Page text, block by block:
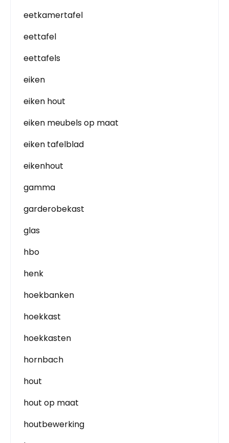
eetkamertafel
eettafel
eettafels
eiken
eiken hout
eiken meubels op maat
eiken tafelblad
eikenhout
gamma
garderobekast
glas
hbo
henk
hoekbanken
hoekkast
hoekkasten
hornbach
hout
hout op maat
houtbewerking